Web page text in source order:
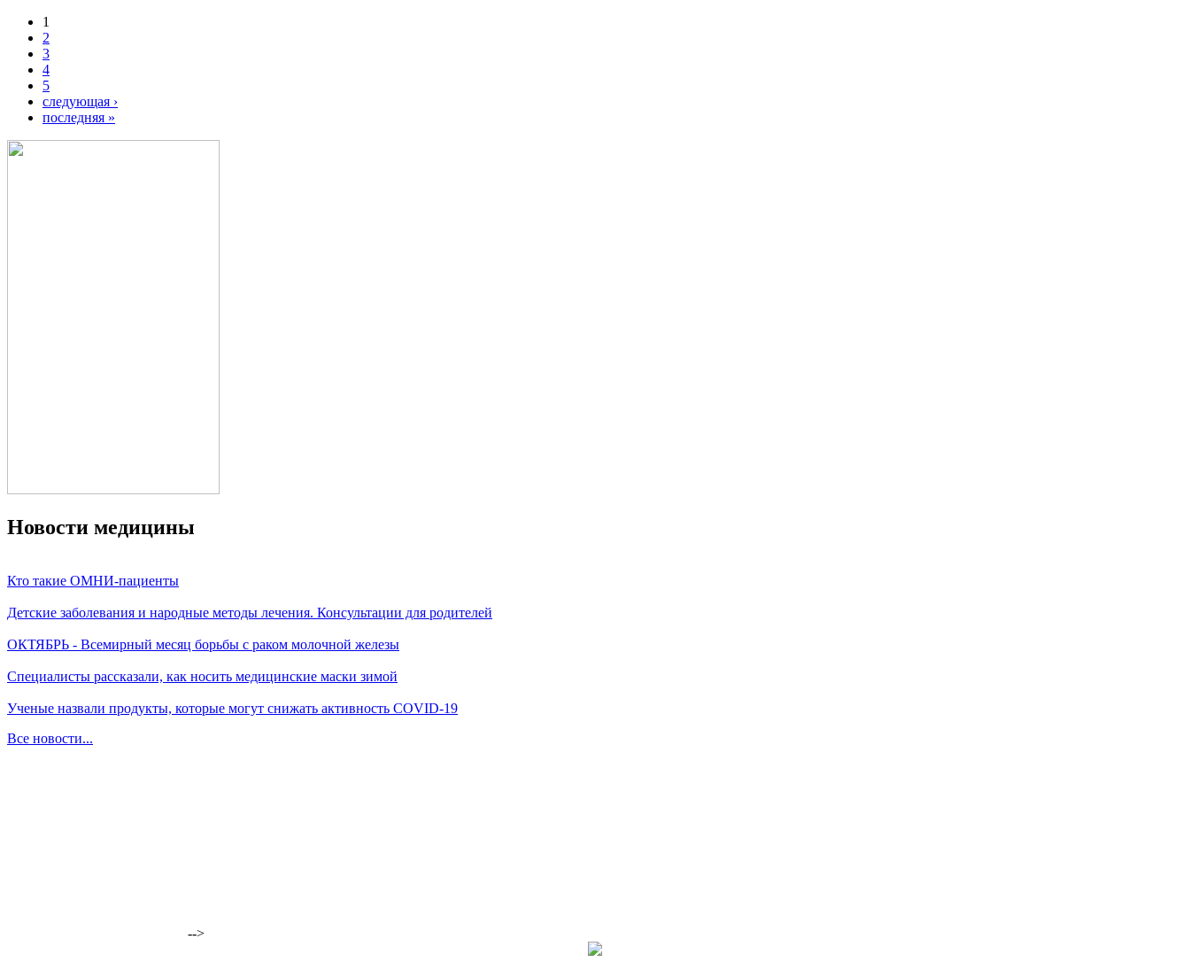
1
2
3
4
5
следующая ›
последняя »
Новости медицины
Кто такие ОМНИ-пациенты
Детские заболевания и народные методы лечения. Консультации для родителей
ОКТЯБРЬ - Всемирный месяц борьбы с раком молочной железы
Специалисты рассказали, как носить медицинские маски зимой
Ученые назвали продукты, которые могут снижать активность COVID-19
Все новости...
-->